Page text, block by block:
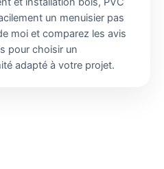
un menuisier pas
moi et comparez les avis
pour choisir un
adapté à votre projet.